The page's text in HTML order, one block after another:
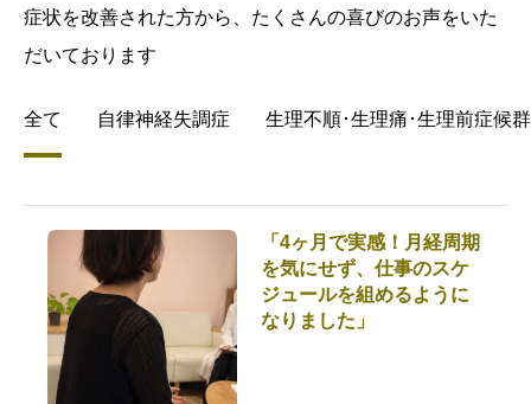
症状を改善された方から、たくさんの喜びのお声をいた
だいております
全て 自律神経失調症 生理不順･生理痛･生理前症候
「4ヶ月で実感！月経周期
を気にせず、仕事のスケ
ジュールを組めるように
なりました」